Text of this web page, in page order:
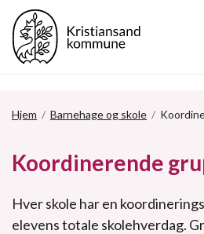
Hjem / Barnehage og skole /
Koordinerende
Hver skole har en
elevens totale skolehverdag.